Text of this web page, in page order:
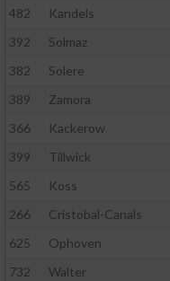
482
Kandels
392
Solmaz
382
Solere
389
Zamora
366
Kackerow
399
Tillwick
565
Koss
266
Cristobal-Canals
625
Ophoven
732
Walter